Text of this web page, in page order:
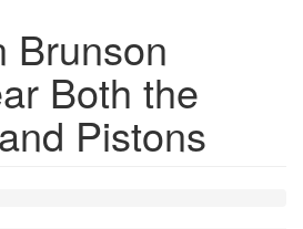
Brunson
Both the
Pistons